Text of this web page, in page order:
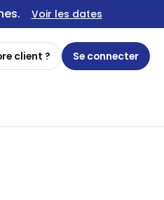
Voir les dates
client ? Se connecter